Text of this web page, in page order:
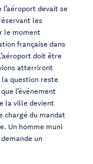
devait se
les
le moment
française dans
doit être
atterriront
la question reste
l’événement
la ville devient
chargé du mandat
Un homme muni
un